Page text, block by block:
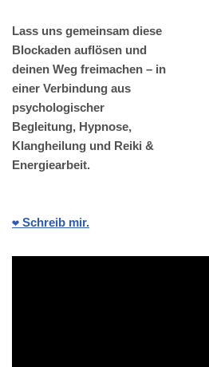
Lass uns gemeinsam diese
Blockaden auflösen und
deinen Weg freimachen – in
einer Verbindung aus
psychologischer
Begleitung, Hypnose,
Klangheilung und Reiki &
Energiearbeit.
❤️ Schreib mir.